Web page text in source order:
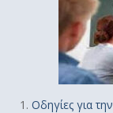
Οδηγίες για